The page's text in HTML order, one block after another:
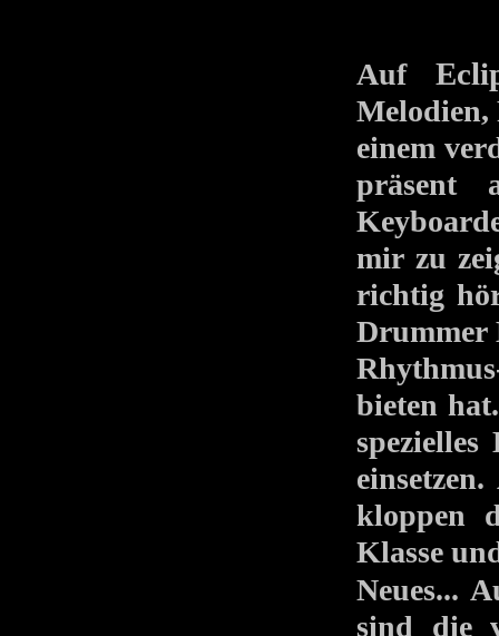
Auf
Melodien,
einem
präsent
mir zu
richtig
Drummer
bieten
kloppen
Klasse
Neues...
sind die